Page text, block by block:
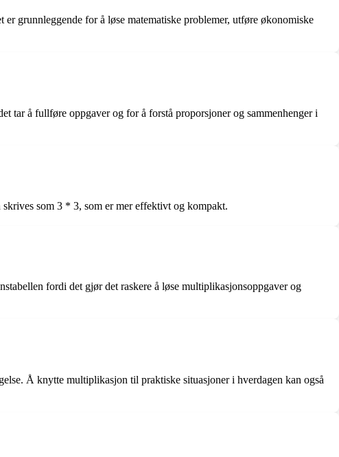
grunnleggende for å løse matematiske problemer, utføre økonomiske
tar å fullføre oppgaver og for å forstå proporsjoner og sammenhenger i
som 3 * 3, som er mer effektivt og kompakt.
fordi det gjør det raskere å løse multiplikasjonsoppgaver og
Å knytte multiplikasjon til praktiske situasjoner i hverdagen kan også